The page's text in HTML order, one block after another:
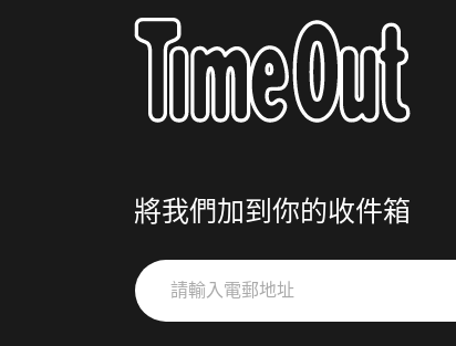
將我們加到你的收件箱
請
輸